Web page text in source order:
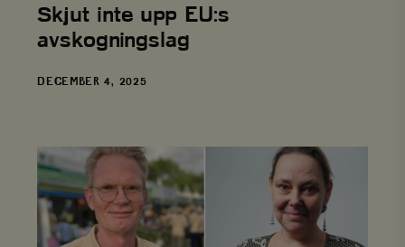
Skjut inte upp EU:s
avskogningslag
DATUM
DECEMBER 4, 2025